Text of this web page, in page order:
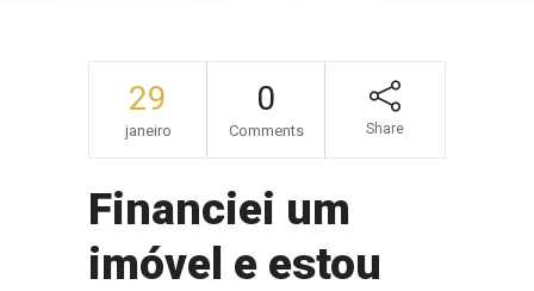
29
janeiro
0
Comments Share
Financiei um
imóvel e estou